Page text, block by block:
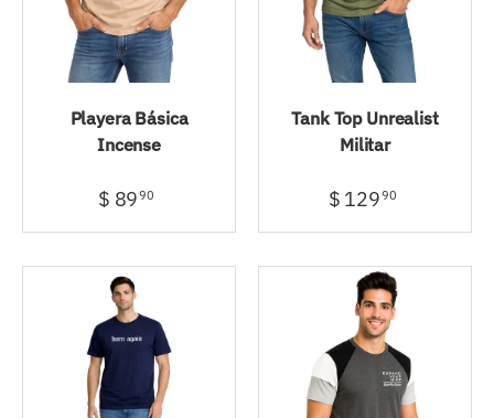
Playera Básica
Incense
$ 8990
Tank Top Unrealist
Militar
$ 12990